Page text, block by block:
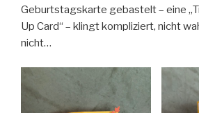
und
Sale-
a-
Geburtstagskarte gebastelt – eine
Up Card“ – klingt kompliziert, nicht
nicht…